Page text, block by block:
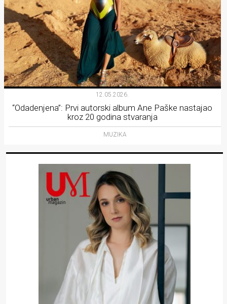
12.05.2026.
“Odadenjena”: Prvi autorski album Ane Paške nastajao
kroz 20 godina stvaranja
MUZIKA